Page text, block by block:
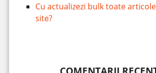
Cu actualizezi bulk toate
site?